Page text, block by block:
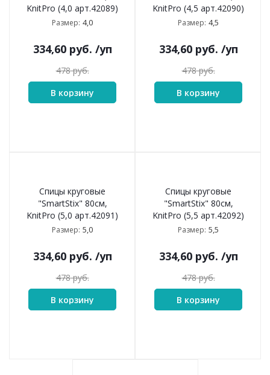
KnitPro (4,0 арт.42089)
Размер: 4,0
334,60руб. /уп
478руб.
В корзину
KnitPro (4,5 арт.42090)
Размер: 4,5
334,60руб. /уп
478руб.
В корзину
Спицы круговые
"SmartStix" 80см,
KnitPro (5,0 арт.42091)
Размер: 5,0
334,60руб. /уп
478руб.
В корзину
Спицы круговые
"SmartStix" 80см,
KnitPro (5,5 арт.42092)
Размер: 5,5
334,60руб. /уп
478руб.
В корзину